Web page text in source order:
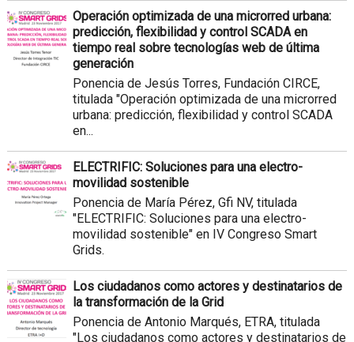
Operación optimizada de una microrred urbana:
predicción, flexibilidad y control SCADA en
tiempo real sobre tecnologías web de última
generación
Ponencia de Jesús Torres, Fundación CIRCE,
titulada "Operación optimizada de una microrred
urbana: predicción, flexibilidad y control SCADA
en...
ELECTRIFIC: Soluciones para una electro-
movilidad sostenible
Ponencia de María Pérez, Gfi NV, titulada
"ELECTRIFIC: Soluciones para una electro-
movilidad sostenible" en IV Congreso Smart
Grids.
Los ciudadanos como actores y destinatarios de
la transformación de la Grid
Ponencia de Antonio Marqués, ETRA, titulada
"Los ciudadanos como actores y destinatarios de